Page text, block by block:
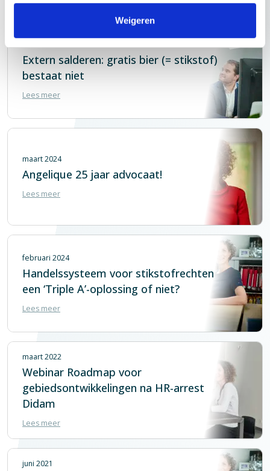
Weigeren
Extern salderen: gratis bier (= stikstof)
bestaat niet
Lees meer
maart 2024
Angelique 25 jaar advocaat!
Lees meer
februari 2024
Handelssysteem voor stikstofrechten
een ‘Triple A’-oplossing of niet?
Lees meer
maart 2022
Webinar Roadmap voor
gebiedsontwikkelingen na HR-arrest
Didam
Lees meer
juni 2021